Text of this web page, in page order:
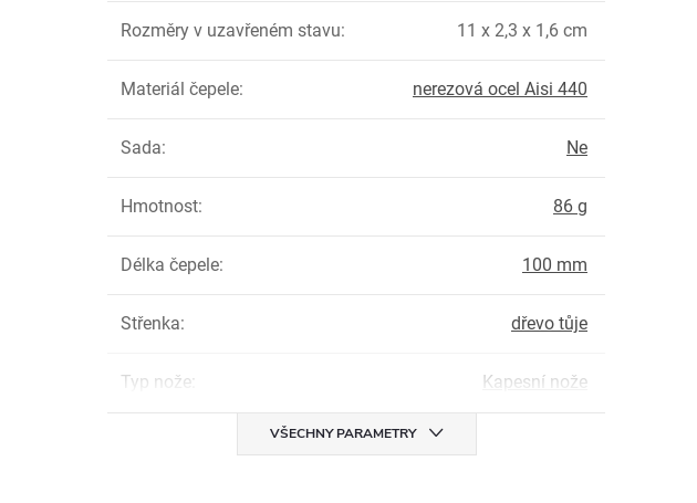
Rozměry v uzavřeném stavu: 11 x 2,3 x 1,6 cm
Materiál čepele: nerezová ocel Aisi 440
Sada: Ne
Hmotnost: 86 g
Délka čepele: 100 mm
Střenka: dřevo tůje
Typ nože: Kapesní nože
VŠECHNY PARAMETRY